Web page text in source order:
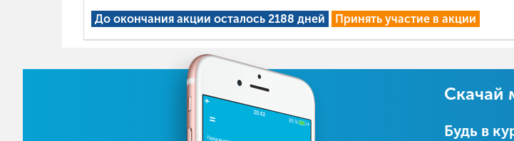
До окончания акции осталось 2188 дней Принять участие в акции
Скачай
Будь в